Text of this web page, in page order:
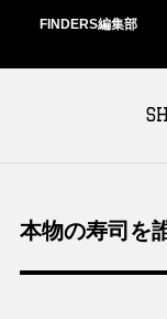
FINDERS編集部
本物の寿司を